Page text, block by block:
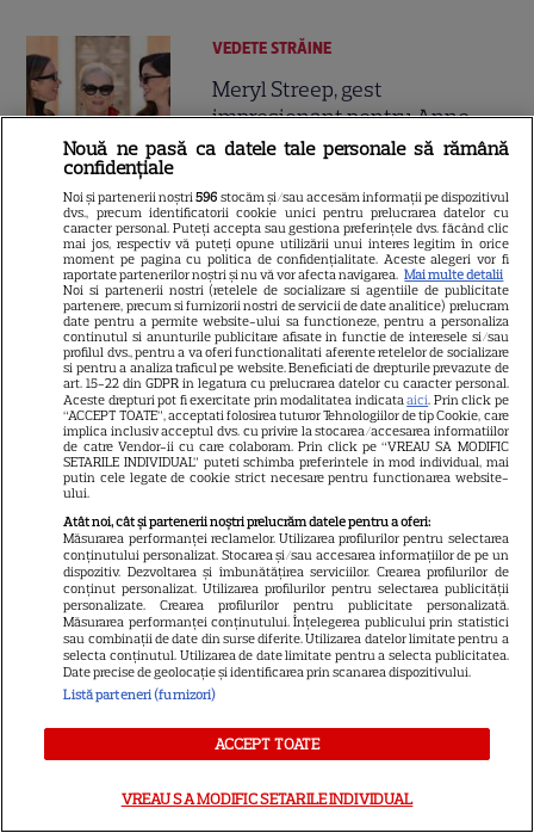
9
VEDETE STRĂINE
Meryl Streep, gest
impresionant pentru Anne
Hathaway și Emily Blunt la
Prada 2”. Ce salarii ar fi primit
actrițele
13
VEDETE STRĂINE
Tom Holland, decizie radicală
pentru noul său film! Ce
promisiune a făcut actorul
după momentele virale în care
a făcut senzație prin dans
13
Scarlett Johansson și Kristin
Scott Thomas, din nou mamă
și fiică pe ecran în „My
Mother's Wedding”. Când
apare filmul pe SkyShowtime
Jamie Campbell Bower, starul
din „Stranger Things”, intră în
universul „Stăpânul Inelelor”.
Nouă ne pasă ca datele tale personale să rămână
confidențiale
Noi și partenerii noștri596 stocăm și/sau accesăm informații pe dispozitivul
dvs., precum identificatorii cookie unici pentru prelucrarea datelor cu
caracter personal. Puteți accepta sau gestiona preferințele dvs. făcând clic
mai jos, respectiv vă puteți opune utilizării unui interes legitim în orice
moment pe pagina cu politica de confidențialitate. Aceste alegeri vor fi
raportate partenerilor noștri și nu vă vor afecta navigarea. Mai multe detalii
Noi si partenerii nostri (retelele de socializare si agentiile de publicitate
partenere, precum si furnizorii nostri de servicii de date analitice) prelucram
date pentru a permite website-ului sa functioneze, pentru a personaliza
continutul si anunturile publicitare afisate in functie de interesele si/sau
profilul dvs., pentru a va oferi functionalitati aferente retelelor de socializare
si pentru a analiza traficul pe website. Beneficiati de drepturile prevazute de
art. 15-22 din GDPR in legatura cu prelucrarea datelor cu caracter personal.
Aceste drepturi pot fi exercitate prin modalitatea indicataaici. Prin click pe
“ACCEPT TOATE”, acceptati folosirea tuturor Tehnologiilor de tip Cookie, care
implica inclusiv acceptul dvs. cu privire la stocarea/accesarea informatiilor
de catre Vendor-ii cu care colaboram. Prin click pe “VREAU SA MODIFIC
SETARILE INDIVIDUAL” puteti schimba preferintele in mod individual, mai
putin cele legate de cookie strict necesare pentru functionarea website-
ului.
Atât noi, cât și partenerii noștri prelucrăm datele pentru a oferi:
Măsurarea performanței reclamelor. Utilizarea profilurilor pentru selectarea
conținutului personalizat. Stocarea și/sau accesarea informațiilor de pe un
dispozitiv. Dezvoltarea și îmbunătățirea serviciilor. Crearea profilurilor de
conținut personalizat. Utilizarea profilurilor pentru selectarea publicității
personalizate. Crearea profilurilor pentru publicitate personalizată.
Măsurarea performanței conținutului. Înțelegerea publicului prin statistici
sau combinații de date din surse diferite. Utilizarea datelor limitate pentru a
selecta conținutul. Utilizarea de date limitate pentru a selecta publicitatea.
Date precise de geolocație și identificarea prin scanarea dispozitivului.
Listă parteneri (furnizori)
ACCEPT TOATE
VREAU SA MODIFIC SETARILE INDIVIDUAL